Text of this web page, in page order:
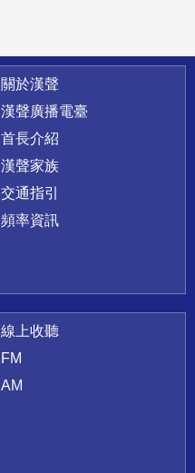
關於漢聲
漢聲廣播電臺
首長介紹
漢聲家族
交通指引
頻率資訊
線上收聽
FM
AM